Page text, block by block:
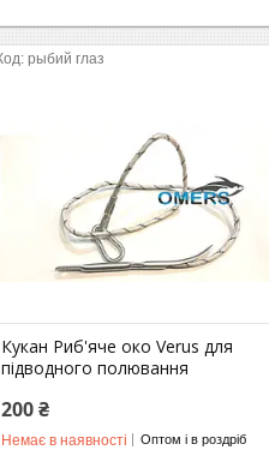
рыбий глаз
Кукан Риб'яче око Verus для
підводного полювання
200 ₴
Немає в наявності Оптом і в роздріб